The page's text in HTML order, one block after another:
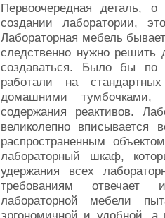
Первоочередная деталь,
создании лаборатории,
Лабораторная мебель
следственно нужно решить
создаваться. Было бы
работали на
домашними
содержания реактивов.
великолепно
распространенным
лабораторный шкаф,
удержания всех
требованиям отвечает
лабораторной мебели
эргономичной и удобной, а